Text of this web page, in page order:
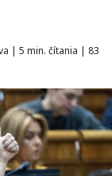
| 5 min. čítania | 83